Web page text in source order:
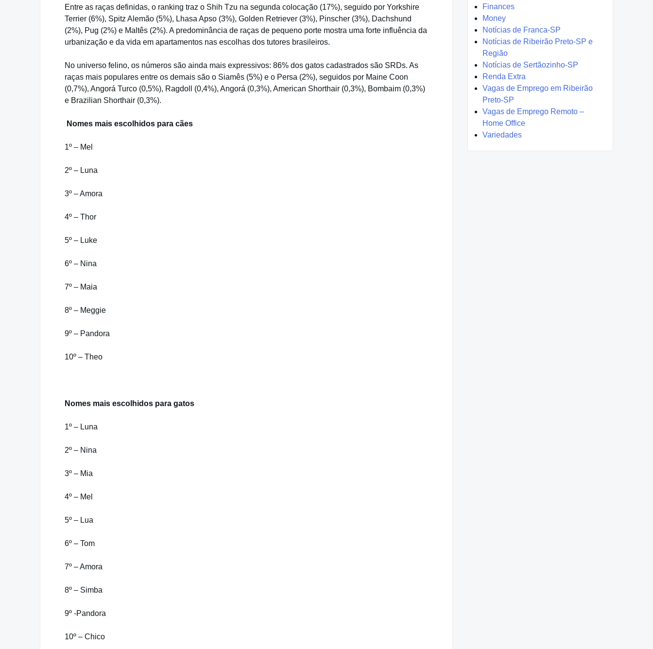
Entre as raças definidas, o ranking traz o Shih Tzu na segunda colocação (17%), seguido por Yorkshire
Terrier (6%), Spitz Alemão (5%), Lhasa Apso (3%), Golden Retriever (3%), Pinscher (3%), Dachshund
(2%), Pug (2%) e Maltês (2%). A predominância de raças de pequeno porte mostra uma forte influência da
urbanização e da vida em apartamentos nas escolhas dos tutores brasileiros.
No universo felino, os números são ainda mais expressivos: 86% dos gatos cadastrados são SRDs. As
raças mais populares entre os demais são o Siamês (5%) e o Persa (2%), seguidos por Maine Coon
(0,7%), Angorá Turco (0,5%), Ragdoll (0,4%), Angorá (0,3%), American Shorthair (0,3%), Bombaim (0,3%)
e Brazilian Shorthair (0,3%).
Nomes mais escolhidos para cães
1º – Mel
2º – Luna
3º – Amora
4º – Thor
5º – Luke
6º – Nina
7º – Maia
8º – Meggie
9º – Pandora
10º – Theo
Nomes mais escolhidos para gatos
1º – Luna
2º – Nina
3º – Mia
4º – Mel
5º – Lua
6º – Tom
7º – Amora
8º – Simba
9º -Pandora
10º – Chico
Finances
Money
Notícias de Franca-SP
Notícias de Ribeirão Preto-SP e
Região
Notícias de Sertãozinho-SP
Renda Extra
Vagas de Emprego em Ribeirão
Preto-SP
Vagas de Emprego Remoto –
Home Office
Variedades